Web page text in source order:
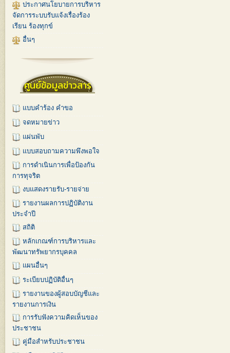
ประกาศนโยบายการบริหาร
จัดการระบบรับแจ้งเรื่องร้อง
เรียน ร้องทุกข์
อื่นๆ
ศูนย์ข้อมูลข่าวสาร
แบบคำร้อง คำขอ
จดหมายข่าว
แผ่นพับ
แบบสอบถามความพึงพอใจ
การดำเนินการเพื่อป้องกัน
การทุจริต
งบแสดงรายรับ-รายจ่าย
รายงานผลการปฏิบัติงาน
ประจำปี
สถิติ
หลักเกณฑ์การบริหารและ
พัฒนาทรัพยากรบุคคล
แผนอื่นๆ
ระเบียบปฏิบัติอื่นๆ
รายงานของผู้สอบบัญชีและ
รายงานการเงิน
การรับฟังความคิดเห็นของ
ประชาชน
คู่มือสำหรับประชาชน